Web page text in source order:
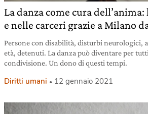
La danza come cura
e nelle carceri grazie a Milano
Persone con disabilità, disturbi neurologici,
età, detenuti. La danza può diventare per
condivisione. Un dono di questi tempi.
Diritti umani 12 gennaio 2021